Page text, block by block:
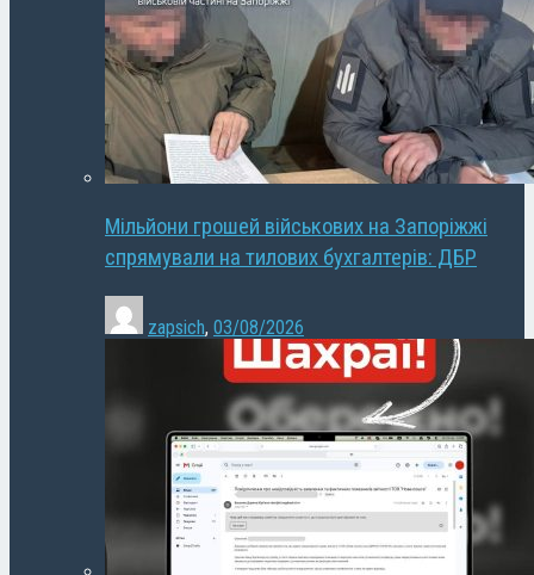
Мільйони грошей військових на Запоріжжі
спрямували на тилових бухгалтерів: ДБР
zapsich, 03/08/2026